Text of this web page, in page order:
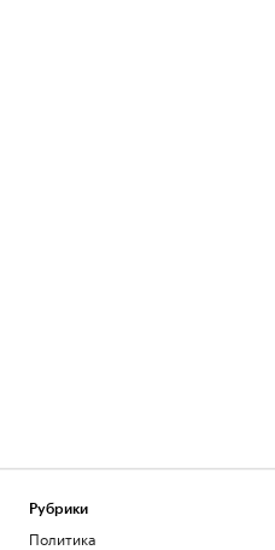
Рубрики
Политика